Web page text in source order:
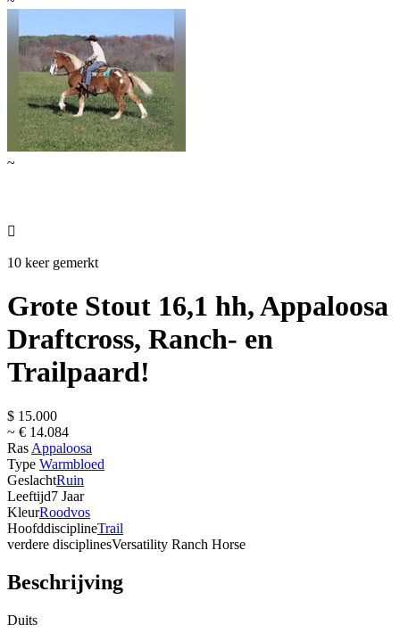
~

10 keer gemerkt
Grote Stout 16,1 hh, Appaloosa
Draftcross, Ranch- en
Trailpaard!
$ 15.000
~ € 14.084
Ras Appaloosa
Type Warmbloed
GeslachtRuin
Leeftijd7 Jaar
KleurRoodvos
HoofddisciplineTrail
verdere disciplinesVersatility Ranch Horse
Beschrijving
Duits